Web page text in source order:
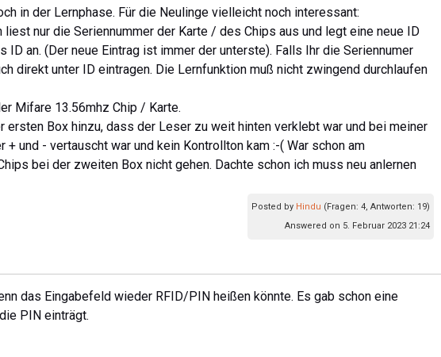
in der Lernphase. Für die Neulinge vielleicht noch interessant:
liest nur die Seriennummer der Karte / des Chips aus und legt eine neue ID
ID an. (Der neue Eintrag ist immer der unterste). Falls Ihr die Seriennumer
direkt unter ID eintragen. Die Lernfunktion muß nicht zwingend durchlaufen
Mifare 13.56mhz Chip / Karte.
ersten Box hinzu, dass der Leser zu weit hinten verklebt war und bei meiner
und - vertauscht war und kein Kontrollton kam :-( War schon am
bei der zweiten Box nicht gehen. Dachte schon ich muss neu anlernen
Posted by Hindu (Fragen: 4, Antworten: 19)
Answered on 5. Februar 2023 21:24
das Eingabefeld wieder RFID/PIN heißen könnte. Es gab schon eine
PIN einträgt.